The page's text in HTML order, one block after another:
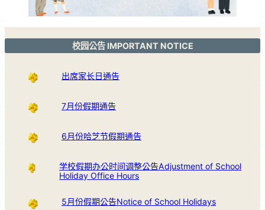
校园公告 IMPORTANT NOTICE
出席家长日通告
7月份假期通告
6月份哈芝节假期通告
学校假期办公时间调整公告Adjustment of School
Holiday Office Hours
5月份假期公告Notice of School Holidays